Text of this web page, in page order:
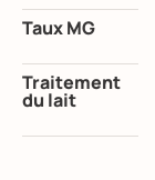
Taux MG
Traitement
du lait